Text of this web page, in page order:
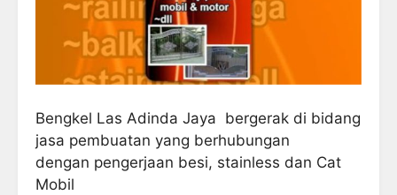
Bengkel Las Adinda Jaya bergerak di bidang
jasa pembuatan yang berhubungan
dengan pengerjaan besi, stainless dan Cat
Mobil